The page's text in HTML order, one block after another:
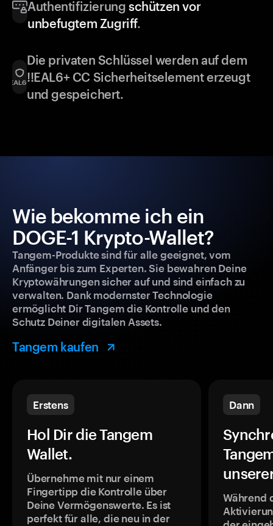
Authentifizierung schützen vor
unbefugtem Zugriff.
Die privaten Schlüssel werden auf dem
!!EAL6+ CC Sicherheitselement erzeugt
und gespeichert.
Wie bekomme ich ein
DOGE-1 Krypto-Wallet?
Tangem-Produkte sind für alle geeignet, vom
Anfänger bis zum Experten. Sie bewahren Deine
Kryptowährungen sicher auf und sind einfach zu
verwalten. Dank modernster Technologie
ermöglicht Dir Tangem die Kontrolle und den
Schutz Deiner digitalen Assets.
Tangem kaufen
Erstens
Hol Dir die Tangem
Wallet.
Übernehme mit nur einem
Fingertipp die Kontrolle über
Deine Vermögenswerte. Es ist
perfekt für alle, die neu in der
Dann
Während